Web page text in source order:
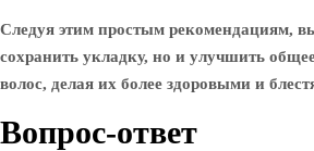
Следуя этим простым рекомендациям,
сохранить укладку, но и улучшить
волос, делая их более здоровыми и
Вопрос-ответ